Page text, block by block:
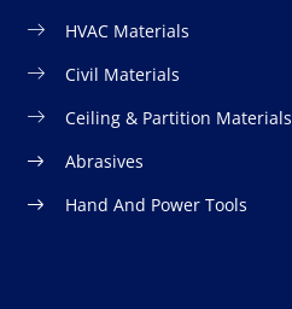
HVAC Materials
Civil Materials
Ceiling & Partition Materials
Abrasives
Hand And Power Tools